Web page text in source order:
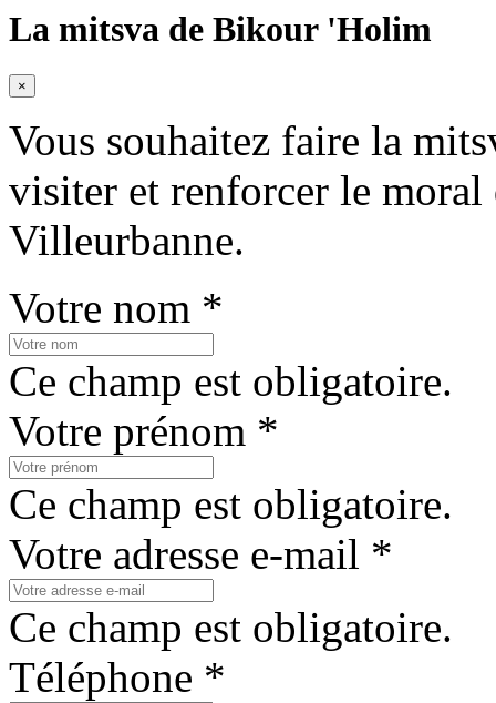
La mitsva de Bikour 'Holim
×
Vous souhaitez faire la
visiter et renforcer le
Villeurbanne.
Votre nom *
Ce champ est obligatoire.
Votre prénom *
Ce champ est obligatoire.
Votre adresse e-mail *
Ce champ est obligatoire.
Téléphone *